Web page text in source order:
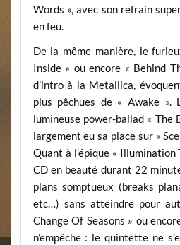
Words », avec son refrain
en feu.
De la même manière, le
Inside » ou encore « Behind
d’intro à la Metallica,
plus pêchues de « Awake
lumineuse power-ballad « The
largement eu sa place sur «
Quant à l’épique «
CD en beauté durant 22
plans somptueux (breaks
etc…) sans atteindre pour
Change Of Seasons » ou
n’empêche : le quintette ne